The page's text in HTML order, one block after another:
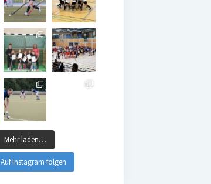
Mehr laden…
Auf Instagram folgen